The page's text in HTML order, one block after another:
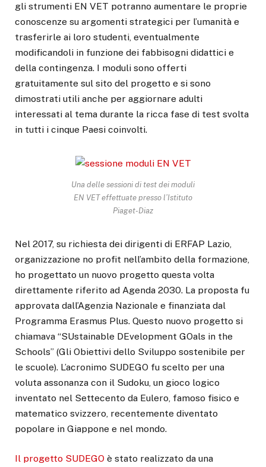
gli strumenti EN VET potranno aumentare le proprie
conoscenze su argomenti strategici per l’umanità e
trasferirle ai loro studenti, eventualmente
modificandoli in funzione dei fabbisogni didattici e
della contingenza. I moduli sono offerti
gratuitamente sul sito del progetto e si sono
dimostrati utili anche per aggiornare adulti
interessati al tema durante la ricca fase di test svolta
in tutti i cinque Paesi coinvolti.
Una delle sessioni di test dei moduli
EN VET effettuate presso l’Istituto
Piaget-Diaz
Nel 2017, su richiesta dei dirigenti di ERFAP Lazio,
organizzazione no profit nell’ambito della formazione,
ho progettato un nuovo progetto questa volta
direttamente riferito ad Agenda 2030. La proposta fu
approvata dall’Agenzia Nazionale e finanziata dal
Programma Erasmus Plus. Questo nuovo progetto si
chiamava “SUstainable DEvelopment GOals in the
Schools” (Gli Obiettivi dello Sviluppo sostenibile per
le scuole). L’acronimo SUDEGO fu scelto per una
voluta assonanza con il Sudoku, un gioco logico
inventato nel Settecento da Eulero, famoso fisico e
matematico svizzero, recentemente diventato
popolare in Giappone e nel mondo.
Il progetto SUDEGO è stato realizzato da una